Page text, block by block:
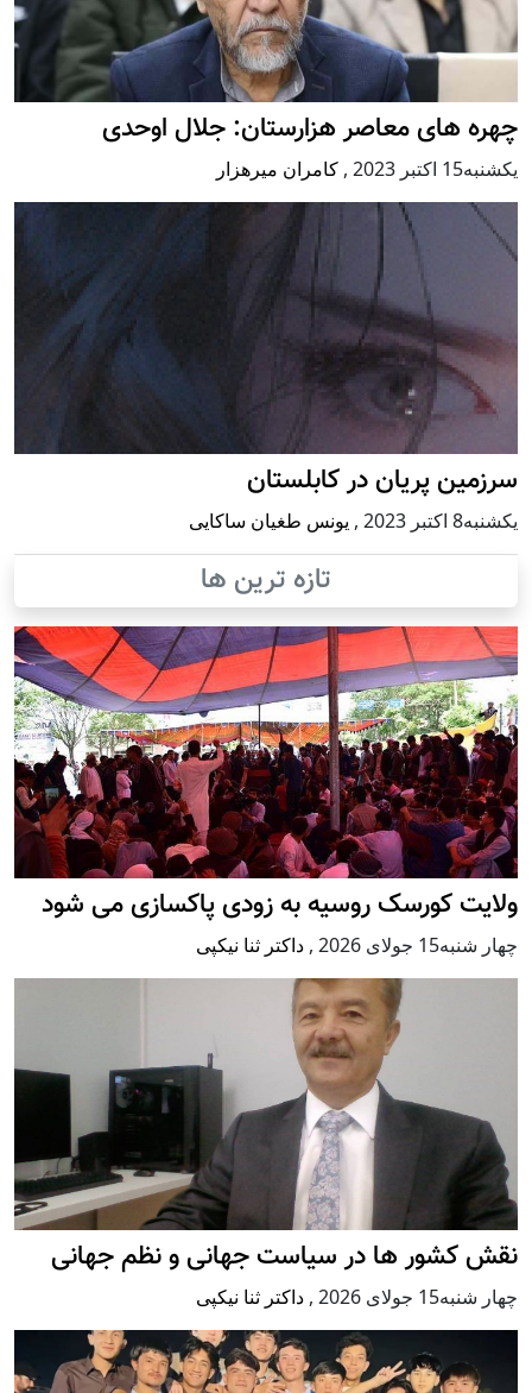
چهره های معاصر هزارستان: جلال اوحدی
يكشنبه15 اكتبر 2023 , کامران میرهزار
سرزمین پریان در کابلستان
يكشنبه8 اكتبر 2023 , یونس طغیان ساکایی
تازه ترین ها
ولایت کورسک روسیه به زودی پاکسازی می شود
چهار شنبه15 جولای 2026 , داکتر ثنا نیکپی
نقش کشور ها در سیاست جهانی و نظم جهانی
چهار شنبه15 جولای 2026 , داکتر ثنا نیکپی